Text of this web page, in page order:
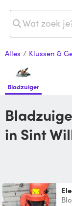
Alles / Klussen &
Bladzuiger
Bladzuiger huren van je buren
in Sint